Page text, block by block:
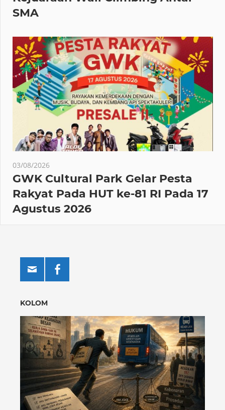
SMA
03/08/2026
GWK Cultural Park Gelar Pesta
Rakyat Pada HUT ke-81 RI Pada 17
Agustus 2026
KOLOM